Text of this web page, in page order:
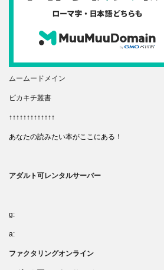
ムームードメイン
ピカキチ叢書
↑↑↑↑↑↑↑↑↑↑↑↑↑
あなたの読みたい本がここにある！
アダルト可レンタルサーバー
g:
a:
ファクタリングオンライン